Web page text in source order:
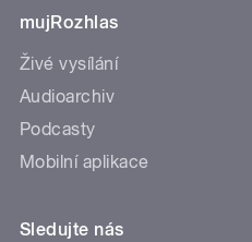
mujRozhlas
Živé vysílání
Audioarchiv
Podcasty
Mobilní aplikace
Sledujte nás